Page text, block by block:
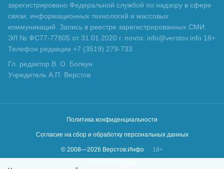
зарегистрировано Федеральной службой по надзору в сфере
связи, информационных технологий и массовых
коммуникаций. Запись в реестре зарегистрированных СМИ:
ЭЛ № ФС77-77805 от 31.01.2020 г. почта: info@verstov.info 18+
Телефон редакции +7 (3519) 279-733
Гл. редактор В. О. Болкун
Учредитель А.П. Верстов
Политика конфиденциальности
Согласие на сбор и обработку персональных данных
© 2008—2026 Верстов.Инфо
18+